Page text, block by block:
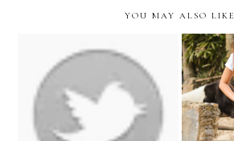
YOU MAY ALSO LIKE
"El Ritual" Aishop's Fashion